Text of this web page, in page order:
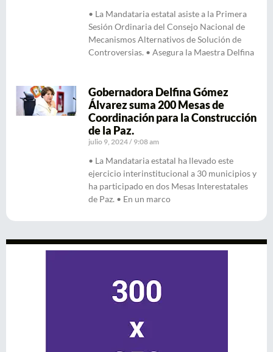
• La Mandataria estatal asiste a la Primera
Sesión Ordinaria del Consejo Nacional de
Mecanismos Alternativos de Solución de
Controversias. • Asegura la Maestra Delfina
Gobernadora Delfina Gómez
Álvarez suma 200 Mesas de
Coordinación para la Construcción
de la Paz.
julio 9, 2024 9:08 am
• La Mandataria estatal ha llevado este
ejercicio interinstitucional a 30 municipios y
ha participado en dos Mesas Interestatales
de Paz. • En un marco